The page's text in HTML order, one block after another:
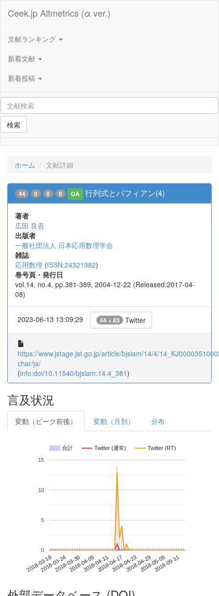
Ceek.jp Altmetrics (α ver.)
文献ランキング
新着文献
新着投稿
検索
ホーム 文献詳細
44 0 0 0 OA 行列式とパフィアン(4)
著者
広田 良吾
出版者
一般社団法人 日本応用数理学会
雑誌
応用数理 (ISSN:24321982)
巻号頁・発行日
vol.14, no.4, pp.381-389, 2004-12-22 (Released:2017-04-
08)
2023-06-13 13:09:29 44 + 83 Twitter
https://www.jstage.jst.go.jp/article/bjsiam/14/4/
char/ja/
(info:doi/10.11540/bjsiam.14.4_381)
言及状況
変動（ピーク前後） 変動（月別） 分布
合計 Twitter (通常) Twitter (RT)
2018-03-182018-03-242018-03-302018-04-052018-04-112018-04-172018-04-232018-04-292018-05-052018-05-11
0
5
10
15